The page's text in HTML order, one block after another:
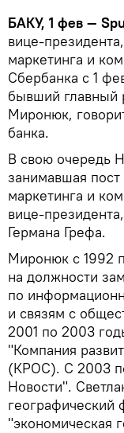
БАКУ, 1 фев —
вице-
маркетинга и
Сбербанка с 1
бывший главный
Миронюк,
банка.
В свою очередь
занимавшая пост
маркетинга и
вице-
Германа Грефа.
Миронюк с 1992
на должности
по
и связям с
2001 по 2003
"Компания
(КРОС). С 2003
Новости".
географический
"экономическая